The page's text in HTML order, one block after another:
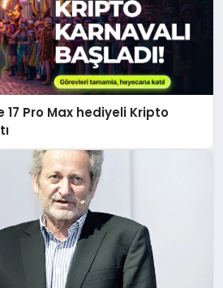
17 Pro Max hediyeli Kripto